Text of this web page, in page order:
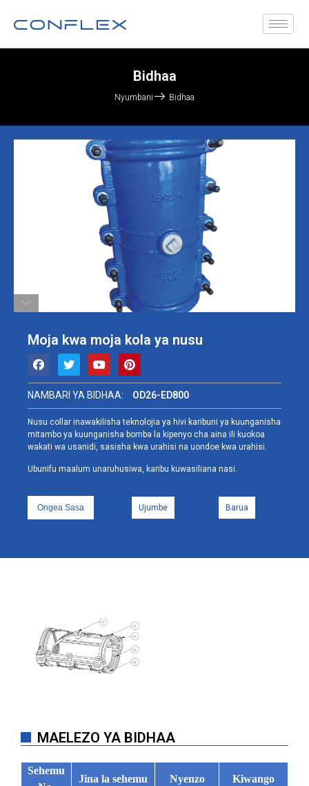
Bidhaa
Nyumbani Bidhaa
Moja kwa moja kola ya nusu
NAMBARI YA BIDHAA: OD26-ED800
Nusu collar inawakilisha teknolojia ya hivi karibuni ya kuunganisha
mitambo ya kuunganisha bomba la kipenyo cha aina ili kuokoa
wakati wa usanidi, sasisha kwa urahisi na uondoe kwa urahisi.
Ubunifu maalum unaruhusiwa, karibu kuwasiliana nasi.
Ongea Sasa Ujumbe Barua
MAELEZO YA BIDHAA
Sehemu
Jina la sehemu Nyenzo Kiwango